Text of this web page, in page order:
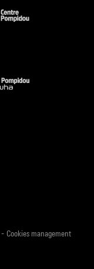
- Cookies management